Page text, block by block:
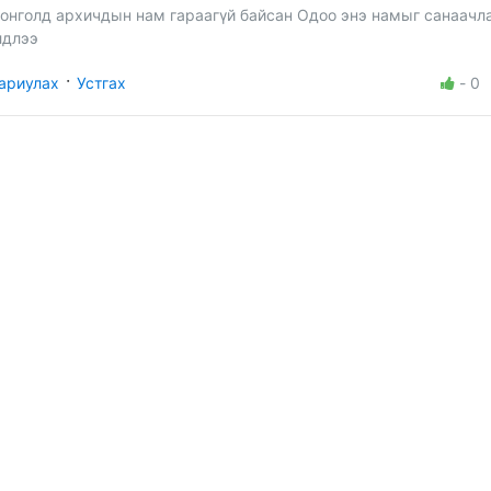
архичдын нам гараагүй байсан Одоо энэ намыг
· Устгах - 0